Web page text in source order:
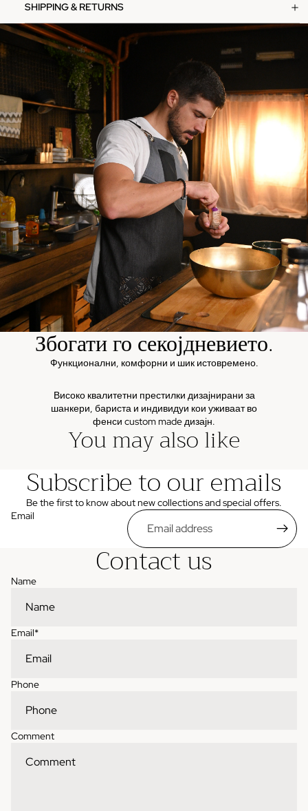
SHIPPING & RETURNS
Збогати го секојдневието.
Функционални, комфорни и шик истовремено.
Високо квалитетни престилки дизајнирани за
шанкери, бариста и индивидуи кои уживаат во
фенси custom made дизајн.
You may also like
Subscribe to our emails
Be the first to know about new collections and special offers.
Email
Contact us
Name
Email*
Phone
Comment